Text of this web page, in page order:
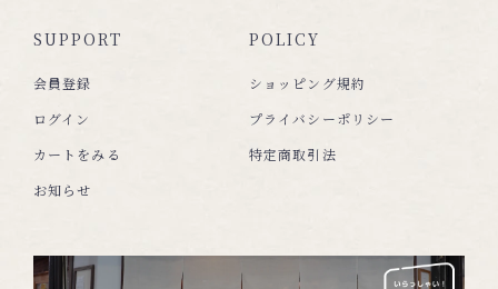
SUPPORT
会員登録
ログイン
カートをみる
お知らせ
POLICY
ショッピング規約
プライバシーポリシー
特定商取引法